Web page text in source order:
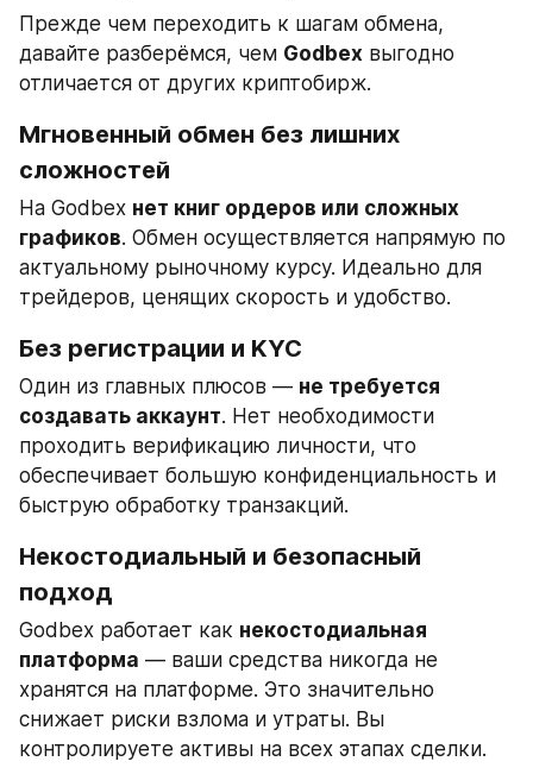
Прежде чем переходить к шагам обмена,
давайте разберёмся, чем Godbex выгодно
отличается от других криптобирж.
Мгновенный обмен без лишних
сложностей
На Godbex нет книг ордеров или сложных
графиков. Обмен осуществляется напрямую по
актуальному рыночному курсу. Идеально для
трейдеров, ценящих скорость и удобство.
Без регистрации и KYC
Один из главных плюсов — не требуется
создавать аккаунт. Нет необходимости
проходить верификацию личности, что
обеспечивает большую конфиденциальность и
быструю обработку транзакций.
Некостодиальный и безопасный
подход
Godbex работает как некостодиальная
платформа — ваши средства никогда не
хранятся на платформе. Это значительно
снижает риски взлома и утраты. Вы
контролируете активы на всех этапах сделки.